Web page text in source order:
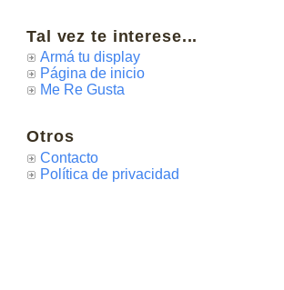
Tal vez te interese...
Armá tu display
Página de inicio
Me Re Gusta
Otros
Contacto
Política de privacidad